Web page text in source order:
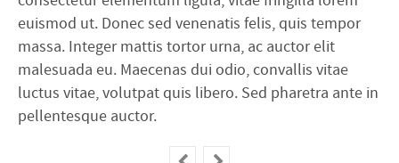
euismod ut. Donec sed venenatis felis, quis tempor
massa. Integer mattis tortor urna, ac auctor elit
malesuada eu. Maecenas dui odio, convallis vitae
luctus vitae, volutpat quis libero. Sed pharetra ante in
pellentesque auctor.